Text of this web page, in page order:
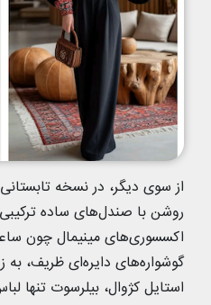
از سوی دیگر، در نسخه‌
روشن با صندل‌های ساده ترکیبی
اکسسوری‌های مینیمال چون
گوشواره‌های دایره‌ای ظریف، به
استایل کژوال، بیلرسوت تنها